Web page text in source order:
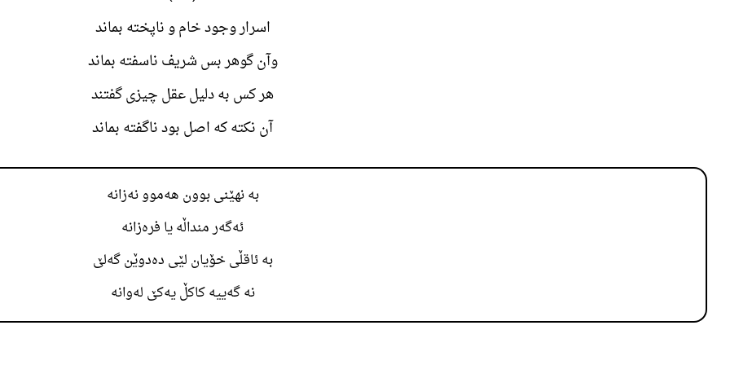
اسرار وجود خام و ناپخته بماند
وآن گوهر بس شريف ناسفته بماند
هر کس به دليل عقل چيزی گفتند
آن نکته که اصل بود ناگفته بماند
به نهێنی بوون هه‌موو نه‌زانە
ئه‌گه‌ر منداڵه یا فره‌زانە
بە ئاقڵی خۆیان لێی ده‌دوێن گه‌لێ
نه‌ گه‌ییه کاکڵ یه‌کێ له‌وانە